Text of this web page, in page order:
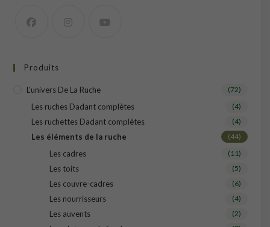
Produits
L'univers De La Ruche (72)
Les ruches Dadant complètes (4)
Les ruchettes Dadant complètes (4)
Les éléments de la ruche (44)
Les cadres (11)
Les toits (5)
Les couvre-cadres (6)
Les nourrisseurs (4)
Les auvents (2)